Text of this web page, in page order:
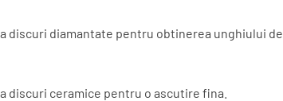
discuri diamantate pentru obtinerea unghiului de
ceramice pentru o ascutire fina.